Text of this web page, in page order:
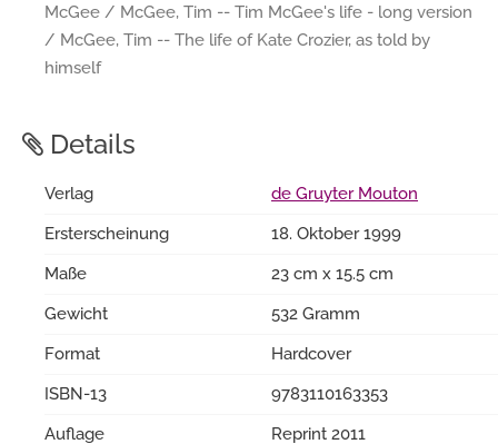
McGee / McGee, Tim -- Tim McGee's life - long version
/ McGee, Tim -- The life of Kate Crozier, as told by
himself
Details
Verlag
de Gruyter Mouton
Ersterscheinung
18. Oktober 1999
Maße
23 cm x 15.5 cm
Gewicht
532 Gramm
Format
Hardcover
ISBN-13
9783110163353
Auflage
Reprint 2011